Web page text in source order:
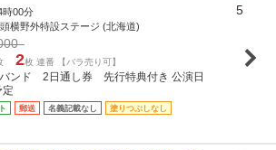
時00分
横野外特設ステージ (北海道)
2枚 連番 【バラ売り可】
バンド 2日通し券 先行特典付き 公演日
郵送 名義記載なし
塗りつぶしなし
5